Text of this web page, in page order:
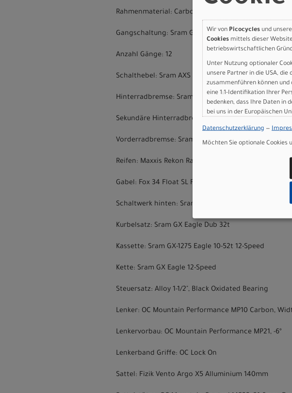
Rahmenmaterial: Carbon
Gangschaltung: Sram GX Eagle AXS
Anzahl Gänge: 12
Schalthebel: Sram AXS Pod
Hinterradbremse: Sram Motive Silver A2 4 piston
Sekundäre Hinterradbremse: Sram Motive Silver A2
Vorderradbremse: Sram Motive Silver A2 4 piston
Reifen: Maxxis Rekon Race 2.40" WT 120 TPI Exo TLR
Gabel: Fox 34 Float SL Factory 120, Grip SL, Remote-
Schaltwerk hinten: Sram GX Eagle AXS
Kurbelsatz: Sram GX Eagle Dub 32t
Kassette: Sram GX-1275 Eagle 10-52t 12-Speed
Kette: Sram GX Eagle 12-Speed
Steuersatz: Alloy 1-1/2", Black Oxidated Bearing
Lenker: OC Mountain Performance MP10 Carbon,
Lenkervorbau: OC Mountain Performance MP21, -6º
Lenkerband Griffe: OC Lock On
Sattel: Fizik Vento Argo X5 Alluminium 140mm
Wir von Picocycles und
Cookies mittels dieser
betriebswirtschaftlichen
Unter Nutzung optionaler
unsere Partner in die USA,
zusammenführen können
eine 1:1-Identifikation Ihrer
bedenken, dass Ihre Daten in
bei uns in der Europäischen
Datenschutzerklärung —
Möchten Sie optionale Cookies